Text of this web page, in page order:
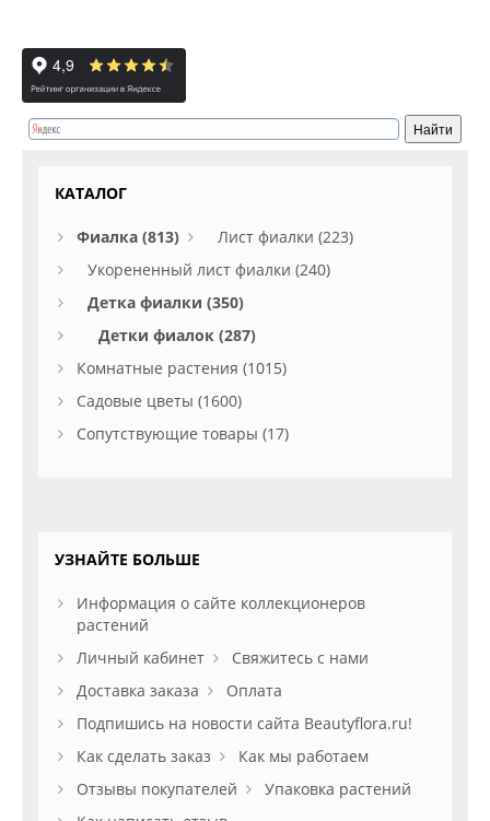
КАТАЛОГ
Фиалка (813)
Лист фиалки (223)
Укорененный лист фиалки (240)
Детка фиалки (350)
Детки фиалок (287)
Комнатные растения (1015)
Садовые цветы (1600)
Сопутствующие товары (17)
УЗНАЙТЕ БОЛЬШЕ
Информация о сайте коллекционеров
растений
Личный кабинет
Свяжитесь с нами
Доставка заказа
Оплата
Подпишись на новости сайта Beautyflora.ru!
Как сделать заказ
Как мы работаем
Отзывы покупателей
Упаковка растений